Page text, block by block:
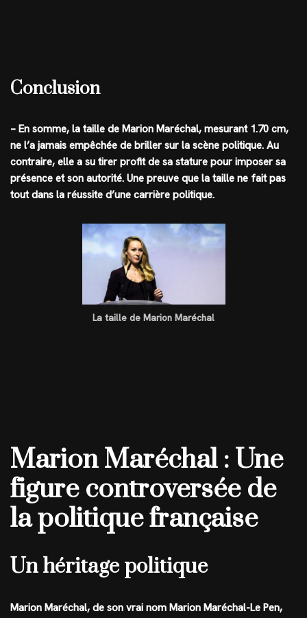
Conclusion
– En somme, la taille de Marion Maréchal, mesurant 1.70 cm,
ne l’a jamais empêchée de briller sur la scène politique. Au
contraire, elle a su tirer profit de sa stature pour imposer sa
présence et son autorité. Une preuve que la taille ne fait pas
tout dans la réussite d’une carrière politique.
La taille de Marion Maréchal
Marion Maréchal : Une
figure controversée de
la politique française
Un héritage politique
Marion Maréchal, de son vrai nom Marion Maréchal-Le Pen,